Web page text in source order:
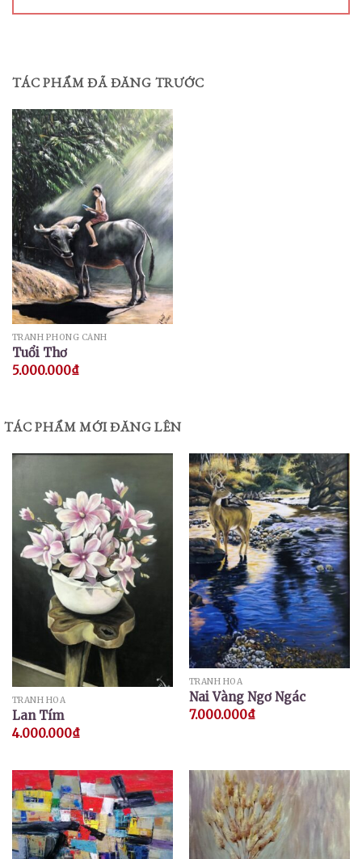
TÁC PHẨM ĐÃ ĐĂNG TRƯỚC
TRANH PHONG CẢNH
Tuổi Thơ
5.000.000₫
TÁC PHẨM MỚI ĐĂNG LÊN
TRANH HOA
Lan Tím
4.000.000₫
TRANH HOA
Nai Vàng Ngơ Ngác
7.000.000₫